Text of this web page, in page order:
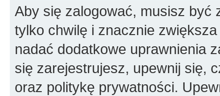
Aby się zalogować, musisz być
tylko chwilę i znacznie
nadać dodatkowe uprawnienia
się zarejestrujesz, upewnij się,
oraz politykę prywatności.